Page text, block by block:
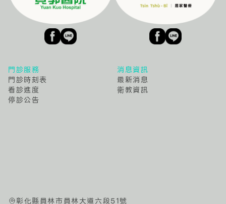
門診服務
門診時刻表
看診進度
停診公告
消息資訊
最新消息
衛教資訊
彰化縣員林市員林大道六段51號